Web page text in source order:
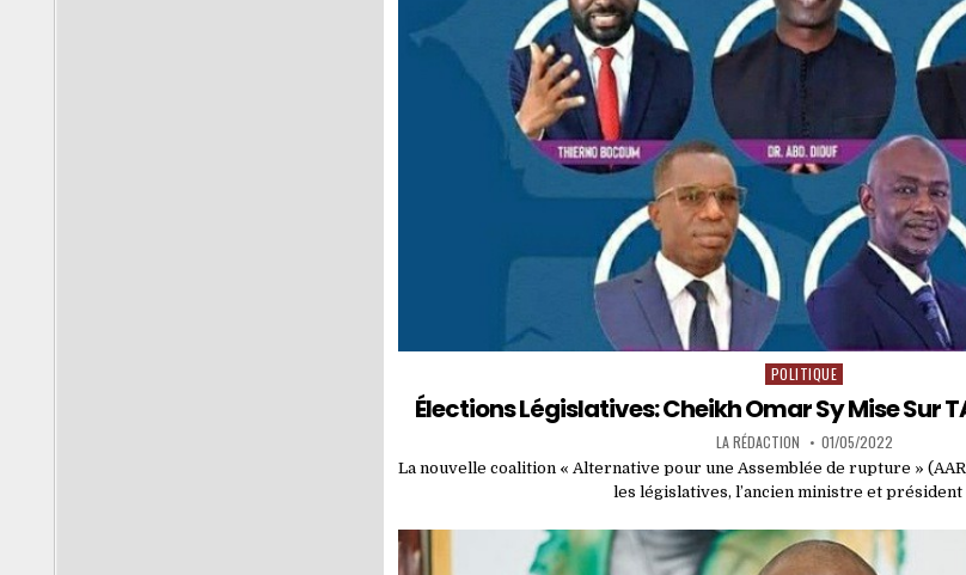
Posted
POLITIQUE
Élections Législatives: Cheikh Omar Sy Mise Sur
LA RÉDACTION 01/05/2022
La nouvelle coalition « Alternative pour une Assemblée de rupture »
les législatives, l’ancien ministre et président